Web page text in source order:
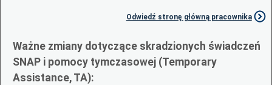
Odwiedź stronę główną pracownika
Ważne zmiany dotyczące skradzionych świadczeń
SNAP i pomocy tymczasowej (Temporary
Assistance, TA):